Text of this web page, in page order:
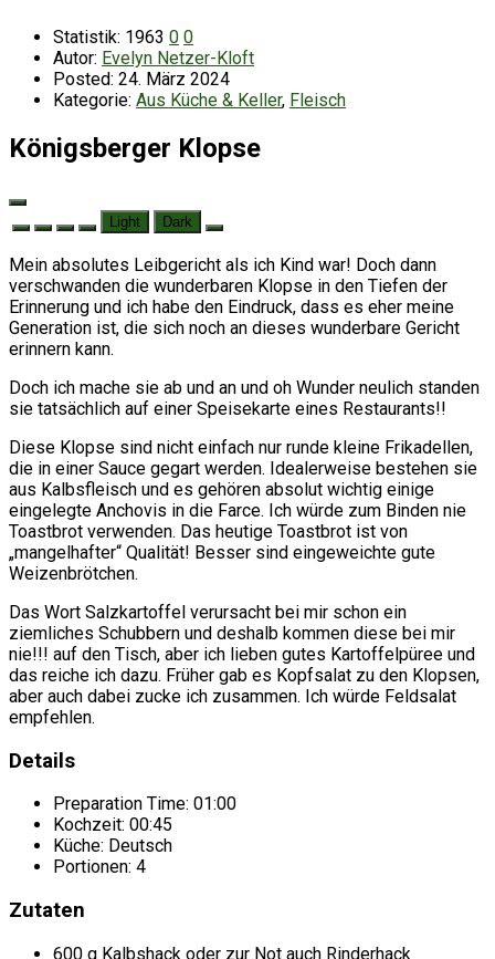
Statistik: 1963 0 0
Autor: Evelyn Netzer-Kloft
Posted: 24. März 2024
Kategorie: Aus Küche & Keller, Fleisch
Königsberger Klopse
Light Dark
Mein absolutes Leibgericht als ich Kind war! Doch dann
verschwanden die wunderbaren Klopse in den Tiefen der
Erinnerung und ich habe den Eindruck, dass es eher meine
Generation ist, die sich noch an dieses wunderbare Gericht
erinnern kann.
Doch ich mache sie ab und an und oh Wunder neulich standen
sie tatsächlich auf einer Speisekarte eines Restaurants!!
Diese Klopse sind nicht einfach nur runde kleine Frikadellen,
die in einer Sauce gegart werden. Idealerweise bestehen sie
aus Kalbsfleisch und es gehören absolut wichtig einige
eingelegte Anchovis in die Farce. Ich würde zum Binden nie
Toastbrot verwenden. Das heutige Toastbrot ist von
„mangelhafter“ Qualität! Besser sind eingeweichte gute
Weizenbrötchen.
Das Wort Salzkartoffel verursacht bei mir schon ein
ziemliches Schubbern und deshalb kommen diese bei mir
nie!!! auf den Tisch, aber ich lieben gutes Kartoffelpüree und
das reiche ich dazu. Früher gab es Kopfsalat zu den Klopsen,
aber auch dabei zucke ich zusammen. Ich würde Feldsalat
empfehlen.
Details
Preparation Time: 01:00
Kochzeit: 00:45
Küche: Deutsch
Portionen: 4
Zutaten
600 g Kalbshack oder zur Not auch Rinderhack